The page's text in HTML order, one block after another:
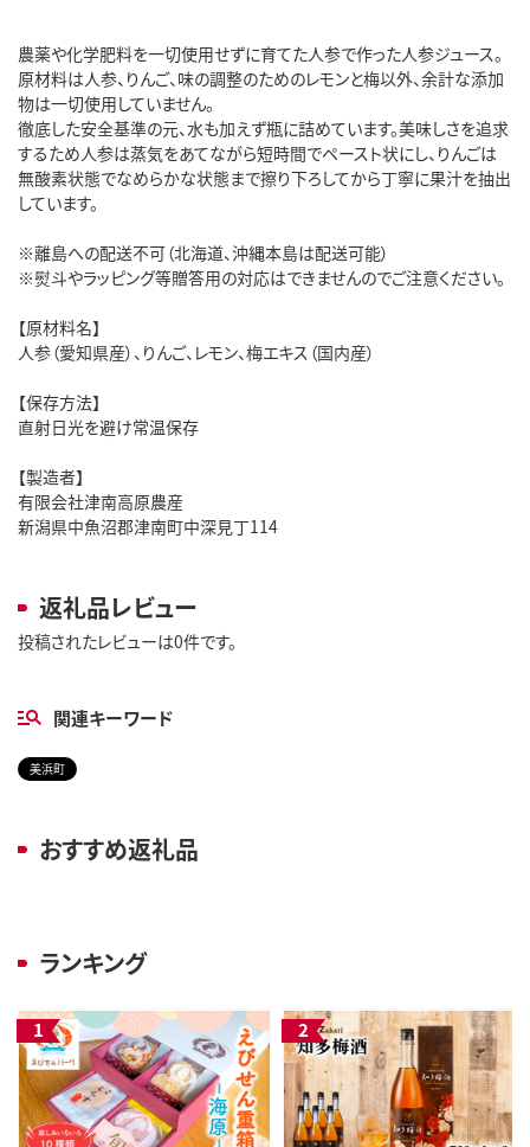
農薬や化学肥料を一切使用せずに育てた人参で作った人参ジュース。
原材料は人参、りんご、味の調整のためのレモンと梅以外、余計な添加
物は一切使用していません。
徹底した安全基準の元、水も加えず瓶に詰めています。美味しさを追求
するため人参は蒸気をあてながら短時間でペースト状にし、りんごは
無酸素状態でなめらかな状態まで擦り下ろしてから丁寧に果汁を抽出
しています。
※離島への配送不可（北海道、沖縄本島は配送可能）
※熨斗やラッピング等贈答用の対応はできませんのでご注意ください。
【原材料名】
人参（愛知県産）、りんご、レモン、梅エキス（国内産）
【保存方法】
直射日光を避け常温保存
【製造者】
有限会社津南高原農産
新潟県中魚沼郡津南町中深見丁114
返礼品レビュー
投稿されたレビューは0件です。
関連キーワード
美浜町
おすすめ返礼品
ランキング